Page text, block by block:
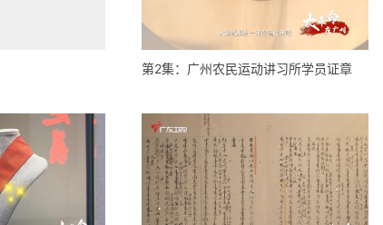
第2集：广州农民运动讲习所学员证章